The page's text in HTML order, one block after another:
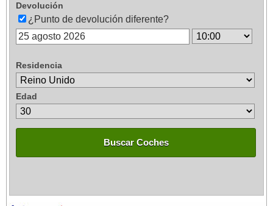
Devolución
¿Punto de devolución diferente?
Residencia
Edad
Buscar Coches